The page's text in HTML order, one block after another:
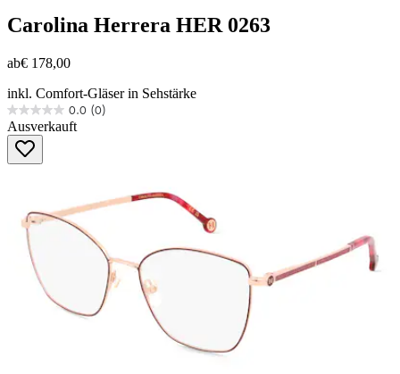
Carolina Herrera HER 0263
ab€ 178,00
inkl. Comfort-Gläser in Sehstärke
0.0 (0)
0.0
von
Sternen.
Ausverkauft